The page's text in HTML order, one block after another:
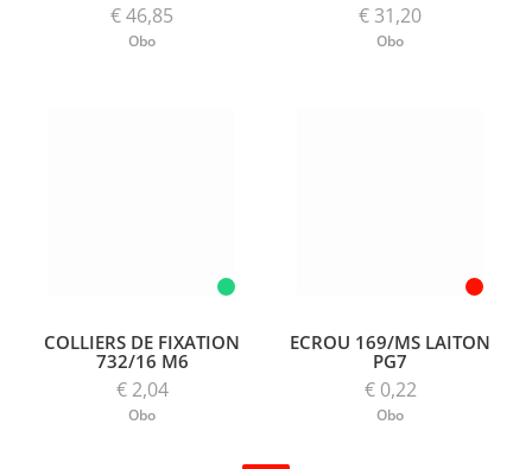
€ 46,85
Obo
€ 31,20
Obo
COLLIERS DE FIXATION
732/16 M6
€ 2,04
Obo
ECROU 169/MS LAITON
PG7
€ 0,22
Obo